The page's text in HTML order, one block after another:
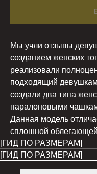
Мы учли отзывы
созданием женских
реализовали
подходящий
создали два типа
паралоновыми
Данная модель
сплошной
[ГИД ПО РАЗМЕРАМ]
[ГИД ПО РАЗМЕРАМ]